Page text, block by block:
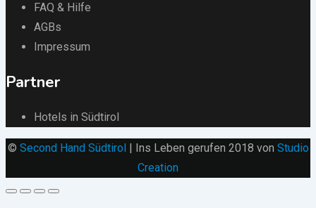
FAQ & Hilfe
AGBs
Impressum
Partner
Hotels in Südtirol
© Second Hand Südtirol | Ins Leben gerufen 2018 von Studio
Creation